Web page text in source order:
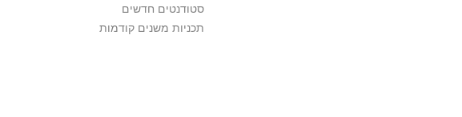
סטודנטים חדשים
תכניות משנים קודמות